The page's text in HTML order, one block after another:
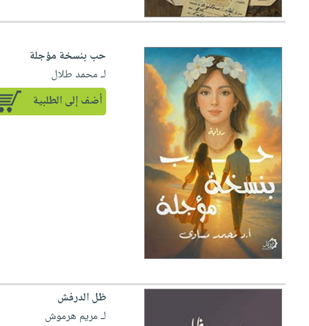
حب بنسخة مؤجلة
لـ محمد طلال
أضف إلى الطلبية
ظل الدرفش
لـ مريم هرموش